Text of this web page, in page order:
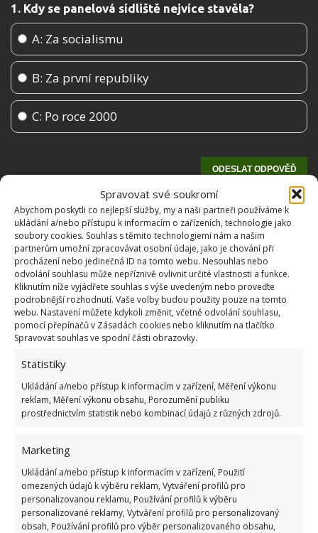
Spravovat své soukromí
Abychom poskytli co nejlepší služby, my a naši partneři používáme k
ukládání a/nebo přístupu k informacím o zařízeních, technologie jako
soubory cookies. Souhlas s těmito technologiemi nám a našim
partnerům umožní zpracovávat osobní údaje, jako je chování při
procházení nebo jedinečná ID na tomto webu. Nesouhlas nebo
odvolání souhlasu může nepříznivě ovlivnit určité vlastnosti a funkce.
Kliknutím níže vyjádřete souhlas s výše uvedeným nebo proveďte
podrobnější rozhodnutí. Vaše volby budou použity pouze na tomto
webu. Nastavení můžete kdykoli změnit, včetně odvolání souhlasu,
pomocí přepínačů v Zásadách cookies nebo kliknutím na tlačítko
Spravovat souhlas ve spodní části obrazovky.
Statistiky
Ukládání a/nebo přístup k informacím v zařízení, Měření výkonu
reklam, Měření výkonu obsahu, Porozumění publiku
prostřednictvím statistik nebo kombinací údajů z různých zdrojů.
Marketing
Ukládání a/nebo přístup k informacím v zařízení, Použití
omezených údajů k výběru reklam, Vytváření profilů pro
personalizovanou reklamu, Používání profilů k výběru
personalizované reklamy, Vytváření profilů pro personalizovaný
obsah, Používání profilů pro výběr personalizovaného obsahu,
1. Kdy se panelová sídliště nejvíce stavěla?
A: Za socialismu
B: Za první republiky
C: Po roce 2000
OBLÍBENÉ ČLÁNKY
Pokuta až 10 000 Kč hrozí za nesprávné sekání i
Kvíz na téma pionýrské tábory za socialismu:
Test znalostí o každodenní realitě za
komunismu: 10 retro otázek ukáže, kdo má
dobrý přehled
23.6.2026